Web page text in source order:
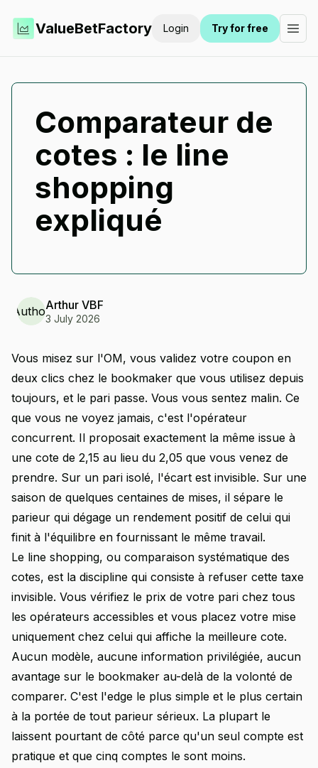
ValueBetFactory Login Try for free
Comparateur de
cotes : le line
shopping
expliqué
AuthorArthur VBF
3 July 2026
Vous misez sur l'OM, vous validez votre coupon en
deux clics chez le bookmaker que vous utilisez depuis
toujours, et le pari passe. Vous vous sentez malin. Ce
que vous ne voyez jamais, c'est l'opérateur
concurrent. Il proposait exactement la même issue à
une cote de 2,15 au lieu du 2,05 que vous venez de
prendre. Sur un pari isolé, l'écart est invisible. Sur une
saison de quelques centaines de mises, il sépare le
parieur qui dégage un rendement positif de celui qui
finit à l'équilibre en fournissant le même travail.
Le line shopping, ou comparaison systématique des
cotes, est la discipline qui consiste à refuser cette taxe
invisible. Vous vérifiez le prix de votre pari chez tous
les opérateurs accessibles et vous placez votre mise
uniquement chez celui qui affiche la meilleure cote.
Aucun modèle, aucune information privilégiée, aucun
avantage sur le bookmaker au-delà de la volonté de
comparer. C'est l'edge le plus simple et le plus certain
à la portée de tout parieur sérieux. La plupart le
laissent pourtant de côté parce qu'un seul compte est
pratique et que cinq comptes le sont moins.